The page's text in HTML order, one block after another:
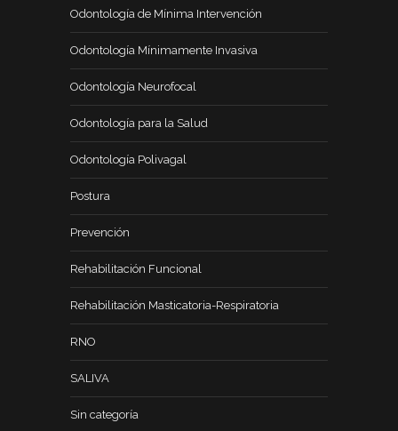
Odontología de Mínima Intervención
Odontología Mínimamente Invasiva
Odontología Neurofocal
Odontología para la Salud
Odontología Polivagal
Postura
Prevención
Rehabilitación Funcional
Rehabilitación Masticatoria-Respiratoria
RNO
SALIVA
Sin categoría